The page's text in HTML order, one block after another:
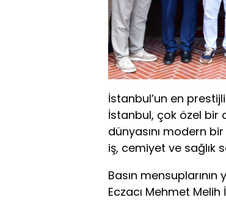
İstanbul’un en
İstanbul, çok özel bir
dünyasını modern
iş, cemiyet ve sağlık
Basın
Eczacı Mehmet